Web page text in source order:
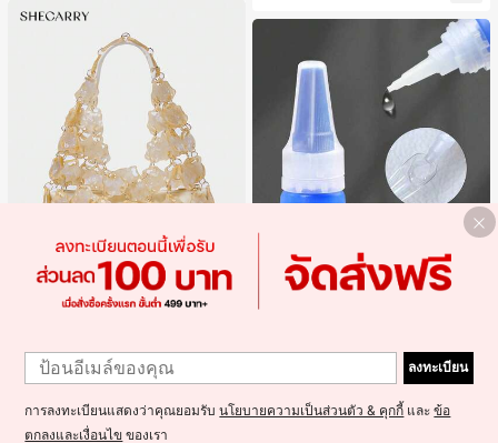
SHECARRY กระเป๋าถือสตรี, สีขาว, แฟ
ชั่น, สง่างาม, วันหยุด, งานปาร์ตี้
เกือบหมดแล้ว!
#1 ขายดี
#1 ขายดี
#1 ขายดี
ใน บรรยากาศฤดูร้อน กระเป๋าหูหิ้วด้านบนผู้หญิง
เกือบหมดแล้ว!
300+ sold
499
Misscheering กาวติดเล็บปลอม 20 กรั
ม แรงยึดสูง เจลสติกเกอร์เล็บนุ่ม แห้งเร็
ว เหมาะสำหรับผู้เริ่มต้นทำเล็บ ติดทนน
ใน ของเหลว กาวติดเล็บและสารยึดติด
1.4k+ sold
(1000+)
฿39
1
ลงทะเบียน
การลงทะเบียนแสดงว่าคุณยอมรับนโยบายความเป็นส่วนตัว & คุกกี้ และข้อ
ตกลงและเงื่อนไข ของเรา